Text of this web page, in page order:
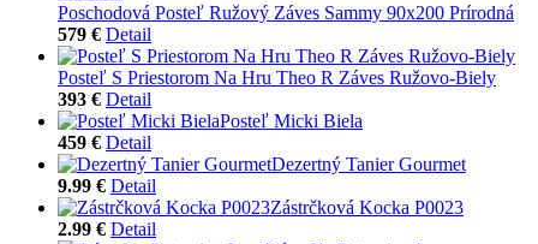
Poschodová Posteľ Ružový Záves Sammy 90x200 Prírodná
579 € Detail
Posteľ S Priestorom Na Hru Theo R Záves Ružovo-Biely
393 € Detail
Posteľ Micki Biela
459 € Detail
Dezertný Tanier Gourmet
9.99 € Detail
Zástrčková Kocka P0023
2.99 € Detail